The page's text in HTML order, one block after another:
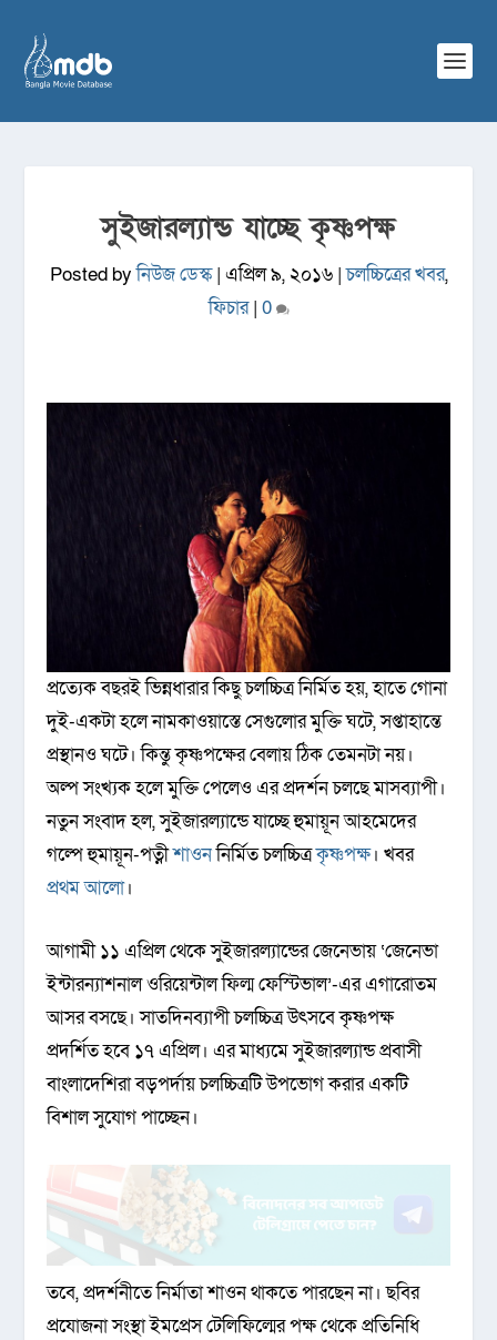
সুইজারল্যান্ড যাচ্ছে কৃষ্ণপক্ষ
Posted byনিউজ ডেস্ক| এপ্রিল ৯, ২০১৬|চলচ্চিত্রের খবর,
ফিচার| 0
প্রত্যেক বছরই ভিন্নধারার কিছু চলচ্চিত্র নির্মিত হয়, হাতে গোনা
দুই-একটা হলে নামকাওয়াস্তে সেগুলোর মুক্তি ঘটে, সপ্তাহান্তে
প্রস্থানও ঘটে। কিন্তু কৃষ্ণপক্ষের বেলায় ঠিক তেমনটা নয়।
অল্প সংখ্যক হলে মুক্তি পেলেও এর প্রদর্শন চলছে মাসব্যাপী।
নতুন সংবাদ হল, সুইজারল্যান্ডে যাচ্ছে হুমায়ূন আহমেদের
গল্পে হুমায়ূন-পত্নীশাওননির্মিত চলচ্চিত্রকৃষ্ণপক্ষ। খবর
প্রথম আলো।
আগামী ১১ এপ্রিল থেকে সুইজারল্যান্ডের জেনেভায় ‘জেনেভা
ইন্টারন্যাশনাল ওরিয়েন্টাল ফিল্ম ফেস্টিভাল’-এর এগারোতম
আসর বসছে। সাতদিনব্যাপী চলচ্চিত্র উৎসবে কৃষ্ণপক্ষ
প্রদর্শিত হবে ১৭ এপ্রিল। এর মাধ্যমে সুইজারল্যান্ড প্রবাসী
বাংলাদেশিরা বড়পর্দায় চলচ্চিত্রটি উপভোগ করার একটি
বিশাল সুযোগ পাচ্ছেন।
তবে, প্রদর্শনীতে নির্মাতা শাওন থাকতে পারছেন না। ছবির
প্রযোজনা সংস্থা ইমপ্রেস টেলিফিল্মের পক্ষ থেকে প্রতিনিধি